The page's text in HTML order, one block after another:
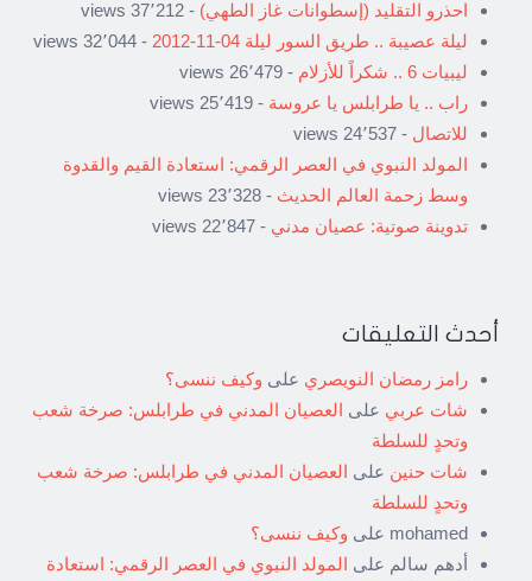
احذرو التقليد (إسطوانات غاز الطهي) - 37٬212 views
ليلة عصيبة .. طريق السور ليلة 04-11-2012
- 32٬044 views
ليبيات 6 .. شكراً للأزلام
- 26٬479 views
راب .. يا طرابلس يا عروسة - 25٬419 views
للاتصال - 24٬537 views
المولد النبوي في العصر الرقمي: استعادة القيم والقدوة
وسط زحمة العالم الحديث - 23٬328 views
تدوينة صوتية: عصيان مدني - 22٬847 views
أحدث التعليقات
رامز رمضان النويصري على وكيف ننسى؟
شات عربي على العصيان المدني في طرابلس: صرخة شعب
وتحدٍ للسلطة
شات حنين على العصيان المدني في طرابلس: صرخة شعب
وتحدٍ للسلطة
mohamed على وكيف ننسى؟
أدهم سالم على المولد النبوي في العصر الرقمي: استعادة